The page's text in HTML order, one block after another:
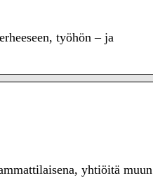
työhön – ja
yhtiöitä muun